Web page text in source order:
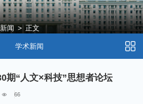
闻 > 正文
学术新闻
期“人文×科技”思想者论坛
66